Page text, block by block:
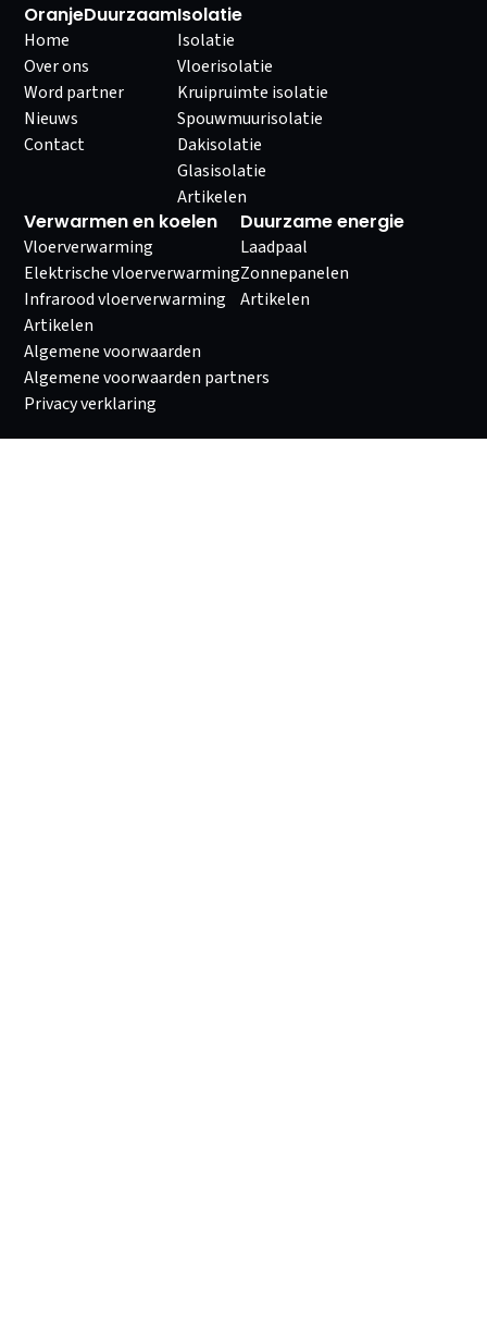
OranjeDuurzaam
Home
Over ons
Word partner
Nieuws
Contact
Isolatie
Isolatie
Vloerisolatie
Kruipruimte isolatie
Spouwmuurisolatie
Dakisolatie
Glasisolatie
Artikelen
Verwarmen en koelen
Vloerverwarming
Elektrische vloerverwarming
Infrarood vloerverwarming
Artikelen
Duurzame energie
Laadpaal
Zonnepanelen
Artikelen
Algemene voorwaarden
Algemene voorwaarden partners
Privacy verklaring